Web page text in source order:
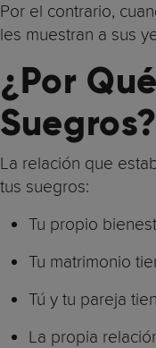
Por el contrario,
les muestran a sus
¿Por
Suegros?
La relación que
tus suegros:
Tu propio
Tu matrimonio
Tú y tu pareja
La propia